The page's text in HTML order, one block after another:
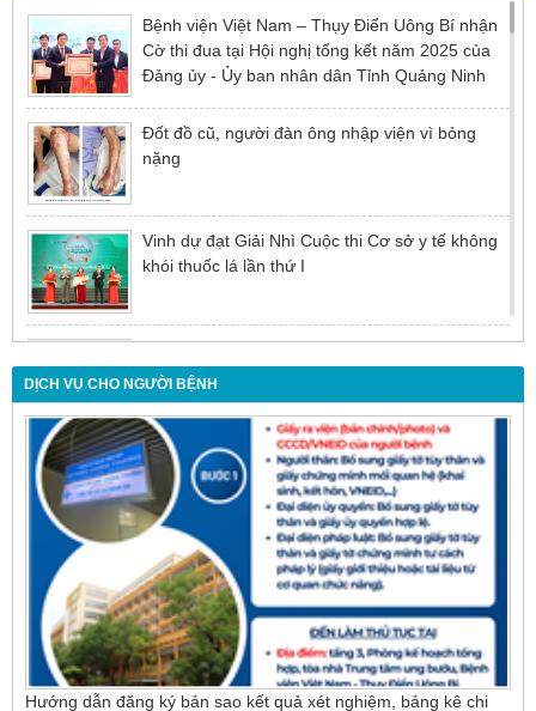
Bệnh viện Việt Nam – Thụy Điển Uông Bí nhận
Cờ thi đua tại Hội nghị tổng kết năm 2025 của
Đảng ủy - Ủy ban nhân dân Tỉnh Quảng Ninh
Đốt đồ cũ, người đàn ông nhập viện vì bỏng
nặng
Vinh dự đạt Giải Nhì Cuộc thi Cơ sở y tế không
khói thuốc lá lần thứ I
Đừng để tuổi tác là rào cản khiến việc điều trị bị
chậm trễ
Nội soi mật tụy ngược dòng – Giải pháp tối ưu
cho người bệnh sỏi ống mật chủ
DỊCH VỤ CHO NGƯỜI BỆNH
Hướng dẫn đăng ký bản sao kết quả xét nghiệm, bảng kê chi